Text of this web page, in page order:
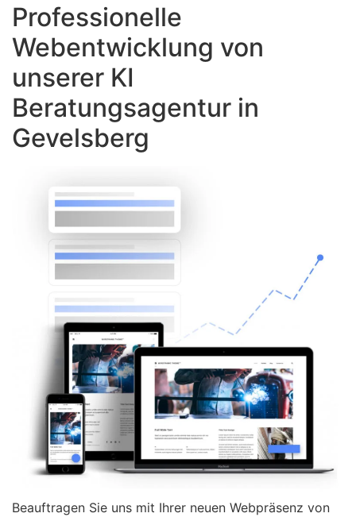
Professionelle
Webentwicklung von
unserer KI
Beratungsagentur in
Gevelsberg
Beauftragen Sie uns mit Ihrer neuen Webpräsenz von